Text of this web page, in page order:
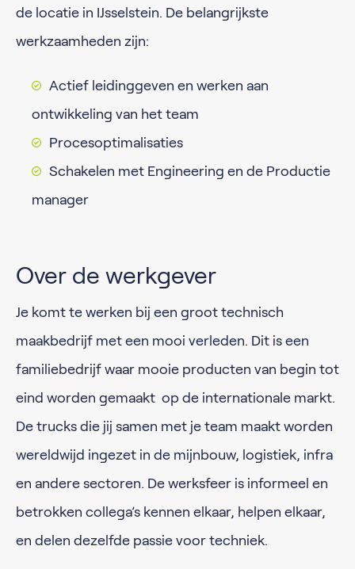
de locatie in IJsselstein. De belangrijkste
werkzaamheden zijn:
Actief leidinggeven en werken aan
ontwikkeling van het team
Procesoptimalisaties
Schakelen met Engineering en de Productie
manager
Over de werkgever
Je komt te werken bij een groot technisch
maakbedrijf met een mooi verleden. Dit is een
familiebedrijf waar mooie producten van begin tot
eind worden gemaakt op de internationale markt.
De trucks die jij samen met je team maakt worden
wereldwijd ingezet in de mijnbouw, logistiek, infra
en andere sectoren. De werksfeer is informeel en
betrokken collega’s kennen elkaar, helpen elkaar,
en delen dezelfde passie voor techniek.